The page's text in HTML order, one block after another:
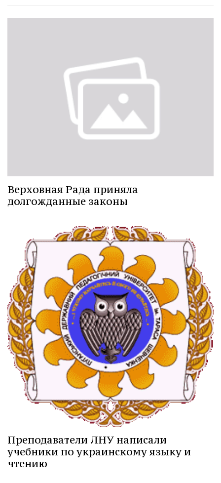
Верховная Рада приняла
долгожданные законы
Преподаватели ЛНУ написали
учебники по украинскому языку и
чтению